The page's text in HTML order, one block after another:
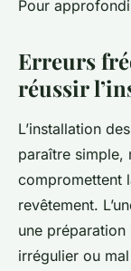
Pour
Erreurs
réussir
L’installation
paraître simple,
compromettent
revêtement.
une
irrégulier ou